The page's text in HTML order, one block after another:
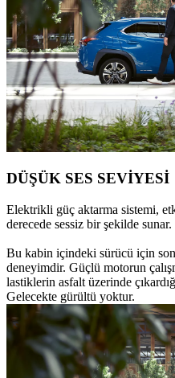
DÜŞÜK SES SEVİYESİ
Elektrikli güç aktarma sistemi,
derecede sessiz bir şekilde sunar.
Bu kabin içindeki sürücü için
deneyimdir. Güçlü motorun
lastiklerin asfalt üzerinde
Gelecekte gürültü yoktur.